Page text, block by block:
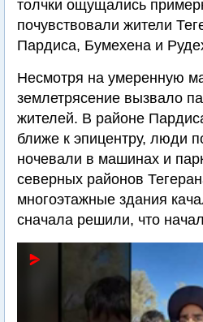
толчки ощущались
почувствовали жители
Пардиса, Бумехена и
Несмотря на умеренную
землетрясение вызвало
жителей. В районе
ближе к эпицентру, люди
ночевали в машинах и
северных районов
многоэтажные здания
сначала решили, что